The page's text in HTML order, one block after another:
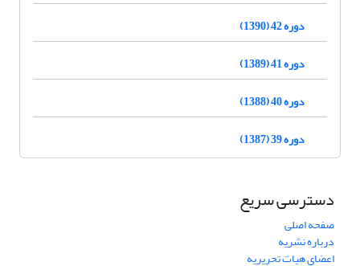
دوره 42 (1390)
دوره 41 (1389)
دوره 40 (1388)
دوره 39 (1387)
دسترسی سریع
صفحه اصلی
درباره نشریه
اعضای هیات تحریریه